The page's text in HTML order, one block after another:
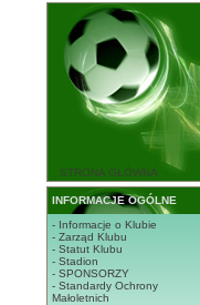
STRONA GŁÓWNA
INFORMACJE OGÓLNE
- Informacje o Klubie
- Zarząd Klubu
- Statut Klubu
- Stadion
- SPONSORZY
- Standardy Ochrony
Małoletnich